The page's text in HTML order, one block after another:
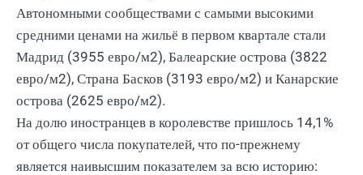
Автономными сообществами с самыми высокими
средними ценами на жильё в первом квартале стали
Мадрид (3955 евро/м2), Балеарские острова (3822
евро/м2), Страна Басков (3193 евро/м2) и Канарские
острова (2625 евро/м2).
На долю иностранцев в королевстве пришлось 14,1%
от общего числа покупателей, что по-прежнему
является наивысшим показателем за всю историю: